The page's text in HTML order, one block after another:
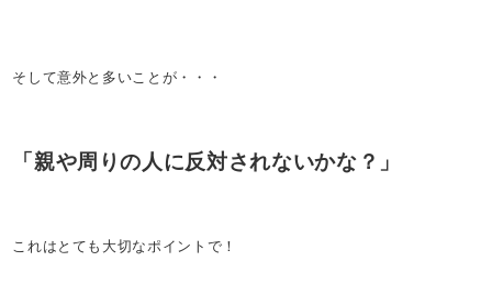
そして意外と多いことが・・・
「親や周りの人に反対されないかな？」
これはとても大切なポイントで！